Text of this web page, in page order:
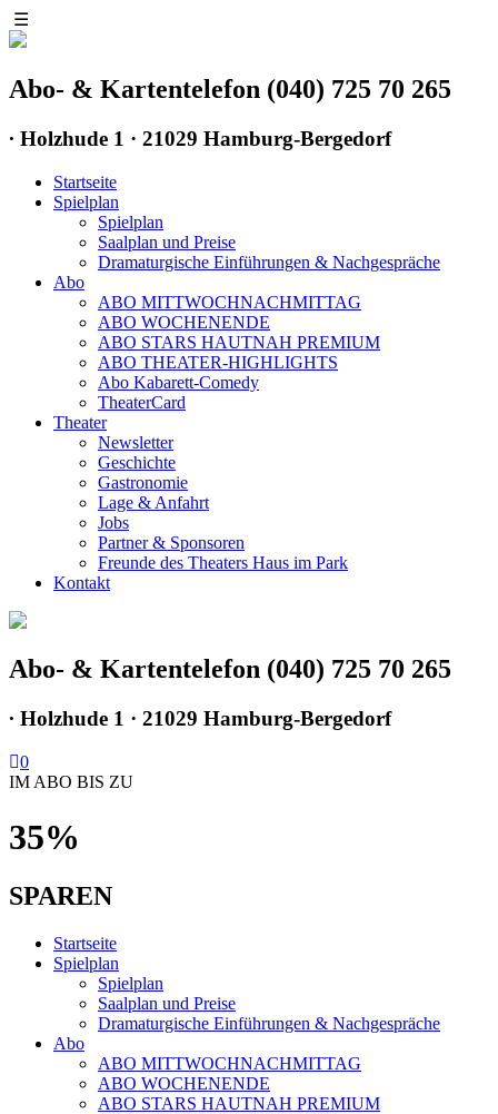
☰
Abo- & Kartentelefon (040) 725 70 265
∙ Holzhude 1 · 21029 Hamburg-Bergedorf
Startseite
Spielplan
Spielplan
Saalplan und Preise
Dramaturgische Einführungen & Nachgespräche
Abo
ABO MITTWOCHNACHMITTAG
ABO WOCHENENDE
ABO STARS HAUTNAH PREMIUM
ABO THEATER-HIGHLIGHTS
Abo Kabarett-Comedy
TheaterCard
Theater
Newsletter
Geschichte
Gastronomie
Lage & Anfahrt
Jobs
Partner & Sponsoren
Freunde des Theaters Haus im Park
Kontakt
Abo- & Kartentelefon (040) 725 70 265
∙ Holzhude 1 · 21029 Hamburg-Bergedorf
0
IM ABO BIS ZU
35%
SPAREN
Startseite
Spielplan
Spielplan
Saalplan und Preise
Dramaturgische Einführungen & Nachgespräche
Abo
ABO MITTWOCHNACHMITTAG
ABO WOCHENENDE
ABO STARS HAUTNAH PREMIUM